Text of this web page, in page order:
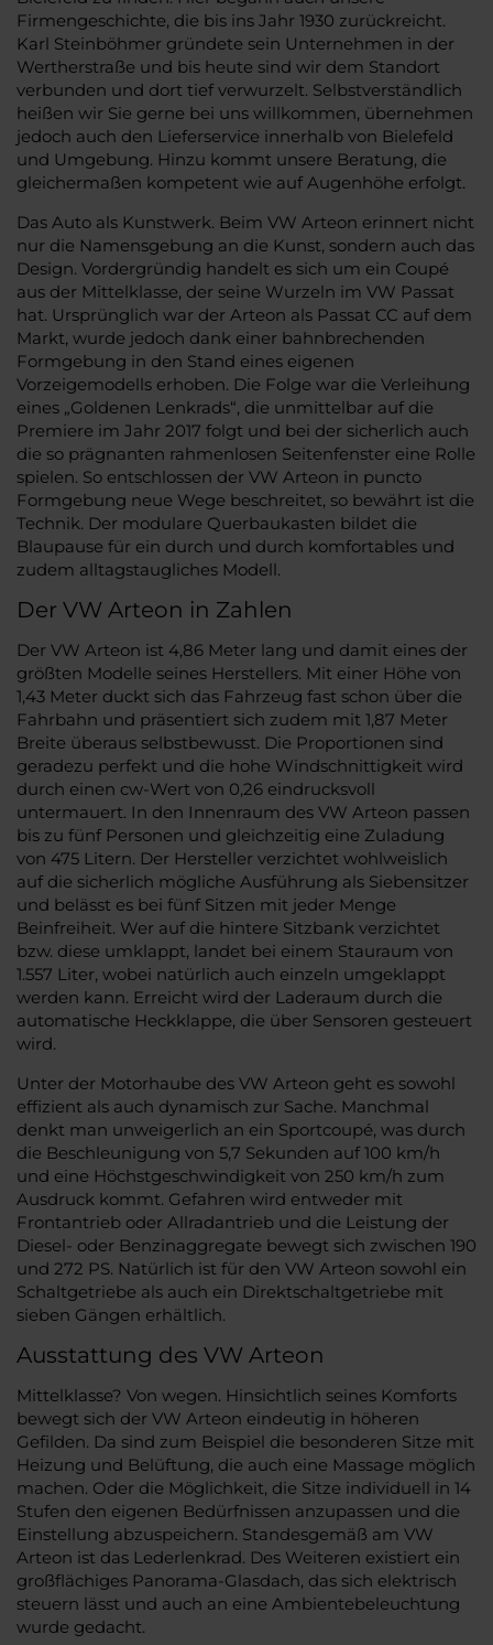
Firmengeschichte, die bis ins Jahr 1930 zurückreicht.
Karl Steinböhmer gründete sein Unternehmen in der
Wertherstraße und bis heute sind wir dem Standort
verbunden und dort tief verwurzelt. Selbstverständlich
heißen wir Sie gerne bei uns willkommen, übernehmen
jedoch auch den Lieferservice innerhalb von Bielefeld
und Umgebung. Hinzu kommt unsere Beratung, die
gleichermaßen kompetent wie auf Augenhöhe erfolgt.
Das Auto als Kunstwerk. Beim VW Arteon erinnert nicht
nur die Namensgebung an die Kunst, sondern auch das
Design. Vordergründig handelt es sich um ein Coupé
aus der Mittelklasse, der seine Wurzeln im VW Passat
hat. Ursprünglich war der Arteon als Passat CC auf dem
Markt, wurde jedoch dank einer bahnbrechenden
Formgebung in den Stand eines eigenen
Vorzeigemodells erhoben. Die Folge war die Verleihung
eines „Goldenen Lenkrads“, die unmittelbar auf die
Premiere im Jahr 2017 folgt und bei der sicherlich auch
die so prägnanten rahmenlosen Seitenfenster eine Rolle
spielen. So entschlossen der VW Arteon in puncto
Formgebung neue Wege beschreitet, so bewährt ist die
Technik. Der modulare Querbaukasten bildet die
Blaupause für ein durch und durch komfortables und
zudem alltagstaugliches Modell.
Der VW Arteon in Zahlen
Der VW Arteon ist 4,86 Meter lang und damit eines der
größten Modelle seines Herstellers. Mit einer Höhe von
1,43 Meter duckt sich das Fahrzeug fast schon über die
Fahrbahn und präsentiert sich zudem mit 1,87 Meter
Breite überaus selbstbewusst. Die Proportionen sind
geradezu perfekt und die hohe Windschnittigkeit wird
durch einen cw-Wert von 0,26 eindrucksvoll
untermauert. In den Innenraum des VW Arteon passen
bis zu fünf Personen und gleichzeitig eine Zuladung
von 475 Litern. Der Hersteller verzichtet wohlweislich
auf die sicherlich mögliche Ausführung als Siebensitzer
und belässt es bei fünf Sitzen mit jeder Menge
Beinfreiheit. Wer auf die hintere Sitzbank verzichtet
bzw. diese umklappt, landet bei einem Stauraum von
1.557 Liter, wobei natürlich auch einzeln umgeklappt
werden kann. Erreicht wird der Laderaum durch die
automatische Heckklappe, die über Sensoren gesteuert
wird.
Unter der Motorhaube des VW Arteon geht es sowohl
effizient als auch dynamisch zur Sache. Manchmal
denkt man unweigerlich an ein Sportcoupé, was durch
die Beschleunigung von 5,7 Sekunden auf 100 km/h
und eine Höchstgeschwindigkeit von 250 km/h zum
Ausdruck kommt. Gefahren wird entweder mit
Frontantrieb oder Allradantrieb und die Leistung der
Diesel- oder Benzinaggregate bewegt sich zwischen 190
und 272 PS. Natürlich ist für den VW Arteon sowohl ein
Schaltgetriebe als auch ein Direktschaltgetriebe mit
sieben Gängen erhältlich.
Ausstattung des VW Arteon
Mittelklasse? Von wegen. Hinsichtlich seines Komforts
bewegt sich der VW Arteon eindeutig in höheren
Gefilden. Da sind zum Beispiel die besonderen Sitze mit
Heizung und Belüftung, die auch eine Massage möglich
machen. Oder die Möglichkeit, die Sitze individuell in 14
Stufen den eigenen Bedürfnissen anzupassen und die
Einstellung abzuspeichern. Standesgemäß am VW
Arteon ist das Lederlenkrad. Des Weiteren existiert ein
großflächiges Panorama-Glasdach, das sich elektrisch
steuern lässt und auch an eine Ambientebeleuchtung
wurde gedacht.